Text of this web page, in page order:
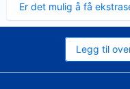
Er det mulig å få
mindre
Legg til